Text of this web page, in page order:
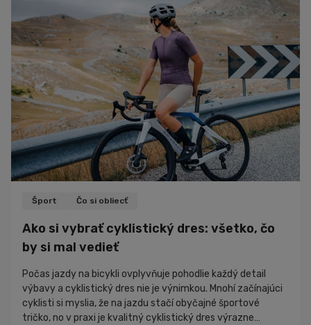
únavou, poklesom výdrže či horšou schopnosťou
regenerovať po tréningu. Hoci sa o bielkovinách, kre...
Šport Čo si obliecť
Ako si vybrať cyklistický dres: všetko, čo
by si mal vedieť
Počas jazdy na bicykli ovplyvňuje pohodlie každý detail
výbavy a cyklistický dres nie je výnimkou. Mnohí začínajúci
cyklisti si myslia, že na jazdu stačí obyčajné športové
tričko, no v praxi je kvalitný cyklistický dres výrazne